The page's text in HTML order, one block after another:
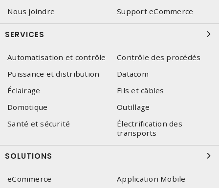
Nous joindre
Support eCommerce
SERVICES
Automatisation et contrôle
Contrôle des procédés
Puissance et distribution
Datacom
Éclairage
Fils et câbles
Domotique
Outillage
Santé et sécurité
Électrification des
transports
SOLUTIONS
eCommerce
Application Mobile